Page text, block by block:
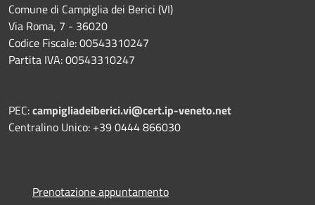
Comune di Campiglia dei Berici (VI)
Via Roma, 7 - 36020
Codice Fiscale: 00543310247
Partita IVA: 00543310247
PEC:campigliadeiberici.vi@cert.ip-veneto.net
Centralino Unico: +39 0444 866030
Prenotazione appuntamento